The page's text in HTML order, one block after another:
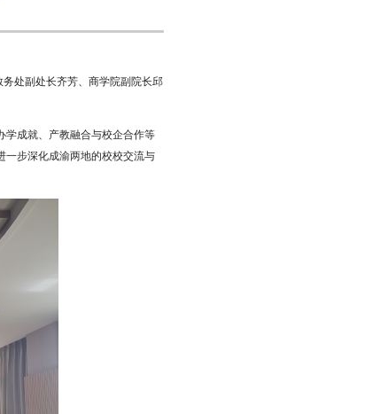
处副处长齐芳、商学院副院长邱
学成就、产教融合与校企合作等
一步深化成渝两地的校校交流与